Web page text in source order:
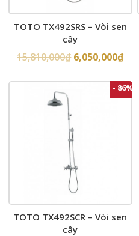
TOTO TX492SRS – Vòi sen
cây
15,810,000₫ 6,050,000₫
- 86%
TOTO TX492SCR – Vòi sen
cây